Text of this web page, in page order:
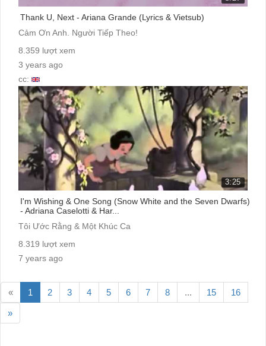
Thank U, Next - Ariana Grande (Lyrics & Vietsub)
Cảm Ơn Anh. Người Tiếp Theo!
8.359 lượt xem
3 years ago
cc:
3:25
I'm Wishing & One Song (Snow White and the Seven Dwarfs)
- Adriana Caselotti & Har...
Tôi Ước Rằng & Một Khúc Ca
8.319 lượt xem
7 years ago
« 1 2 3 4 5 6 7 8 ... 15 16
»